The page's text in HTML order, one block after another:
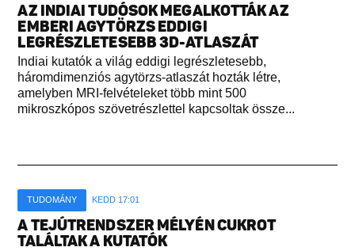
AZ INDIAI TUDÓSOK MEGALKOTTÁK AZ
EMBERI AGYTÖRZS EDDIGI
LEGRÉSZLETESEBB 3D-ATLASZÁT
Indiai kutatók a világ eddigi legrészletesebb,
háromdimenziós agytörzs-atlaszát hozták létre,
amelyben MRI-felvételeket több mint 500
mikroszkópos szövetrészlettel kapcsoltak össze...
TUDOMÁNY KEDD 17:01
A TEJÚTRENDSZER MÉLYÉN CUKROT
TALÁLTAK A KUTATÓK